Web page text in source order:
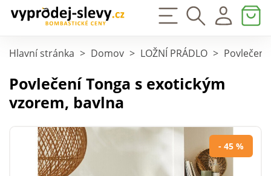
Hlavní stránka > Domov > LOŽNÍ PRÁDLO > Povlečení
Povlečení Tonga s exotickým
vzorem, bavlna
- 45 %